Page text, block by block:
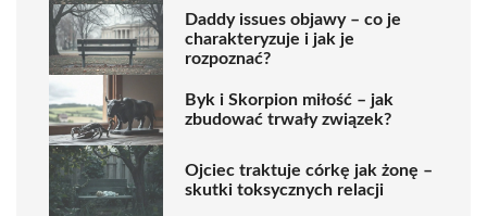
Daddy issues objawy – co je
charakteryzuje i jak je
rozpoznać?
Byk i Skorpion miłość – jak
zbudować trwały związek?
Ojciec traktuje córkę jak żonę –
skutki toksycznych relacji